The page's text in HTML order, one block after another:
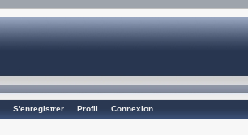
S'enregistrer Profil Connexion